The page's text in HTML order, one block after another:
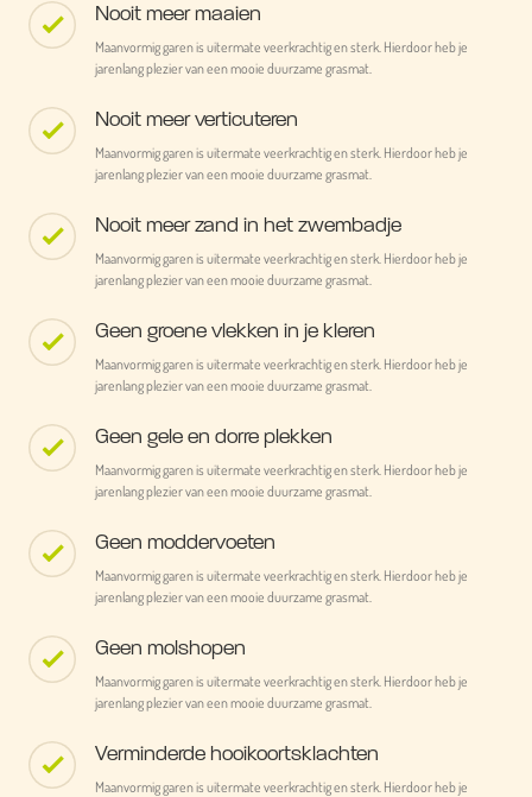
Nooit meer maaien
Maanvormig garen is uitermate veerkrachtig en sterk. Hierdoor heb je
jarenlang plezier van een mooie duurzame grasmat.
Nooit meer verticuteren
Maanvormig garen is uitermate veerkrachtig en sterk. Hierdoor heb je
jarenlang plezier van een mooie duurzame grasmat.
Nooit meer zand in het zwembadje
Maanvormig garen is uitermate veerkrachtig en sterk. Hierdoor heb je
jarenlang plezier van een mooie duurzame grasmat.
Geen groene vlekken in je kleren
Maanvormig garen is uitermate veerkrachtig en sterk. Hierdoor heb je
jarenlang plezier van een mooie duurzame grasmat.
Geen gele en dorre plekken
Maanvormig garen is uitermate veerkrachtig en sterk. Hierdoor heb je
jarenlang plezier van een mooie duurzame grasmat.
Geen moddervoeten
Maanvormig garen is uitermate veerkrachtig en sterk. Hierdoor heb je
jarenlang plezier van een mooie duurzame grasmat.
Geen molshopen
Maanvormig garen is uitermate veerkrachtig en sterk. Hierdoor heb je
jarenlang plezier van een mooie duurzame grasmat.
Verminderde hooikoortsklachten
Maanvormig garen is uitermate veerkrachtig en sterk. Hierdoor heb je